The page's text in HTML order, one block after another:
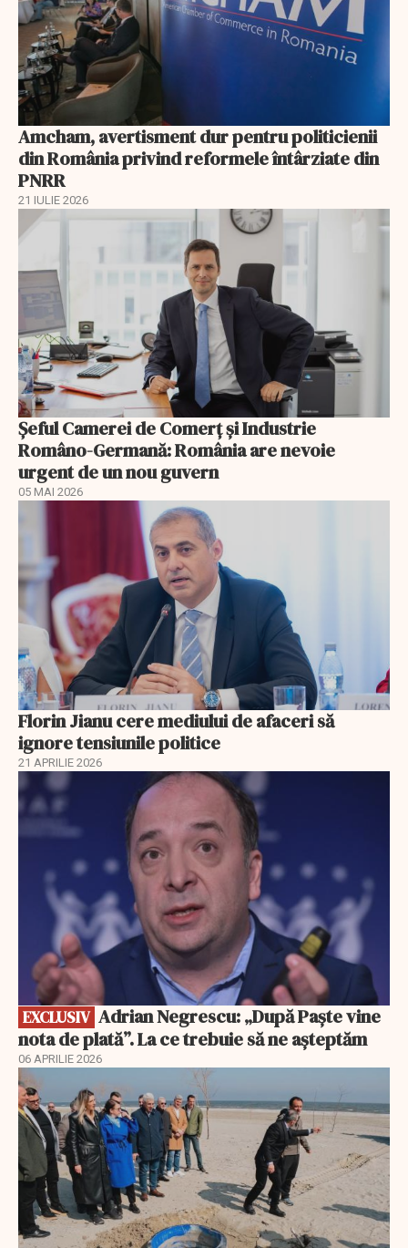
Amcham, avertisment dur pentru politicienii
din România privind reformele întârziate din
PNRR
21 IULIE 2026
Șeful Camerei de Comerț și Industrie
Româno-Germană: România are nevoie
urgent de un nou guvern
05 MAI 2026
Florin Jianu cere mediului de afaceri să
ignore tensiunile politice
21 APRILIE 2026
EXCLUSIV
EXCLUSIV
nota de plată”. La ce trebuie să ne așteptăm
06 APRILIE 2026